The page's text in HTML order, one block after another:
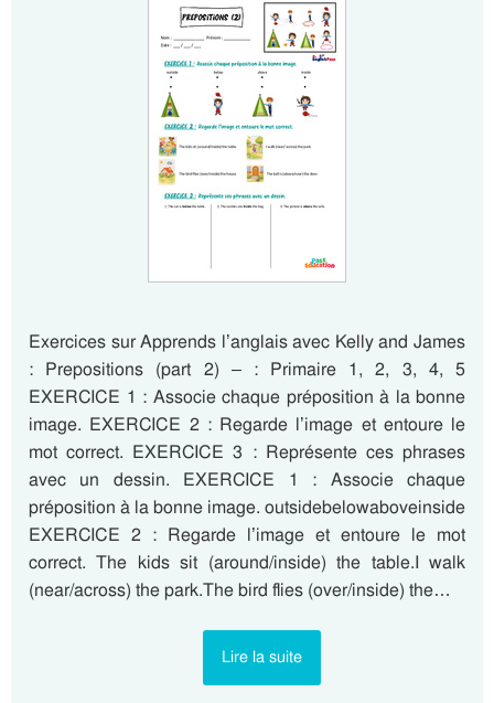
Exercices sur Apprends l’anglais avec Kelly and James
: Prepositions (part 2) – : Primaire 1, 2, 3, 4, 5
EXERCICE 1 : Associe chaque préposition à la bonne
image. EXERCICE 2 : Regarde l’image et entoure le
mot correct. EXERCICE 3 : Représente ces phrases
avec un dessin. EXERCICE 1 : Associe chaque
préposition à la bonne image. outsidebelowaboveinside
EXERCICE 2 : Regarde l’image et entoure le mot
correct. The kids sit (around/inside) the table.I walk
(near/across) the park.The bird flies (over/inside) the…
Lire la suite